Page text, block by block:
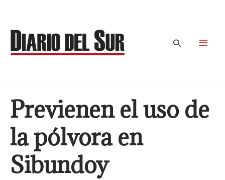
contenido
Buscar
Previenen el uso de
la pólvora en
Sibundoy